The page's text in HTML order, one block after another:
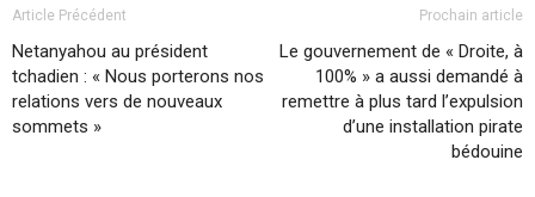
Article Précédent
Netanyahou au président
tchadien : « Nous porterons nos
relations vers de nouveaux
sommets »
Prochain article
Le gouvernement de « Droite, à
100% » a aussi demandé à
remettre à plus tard l’expulsion
d’une installation pirate
bédouine